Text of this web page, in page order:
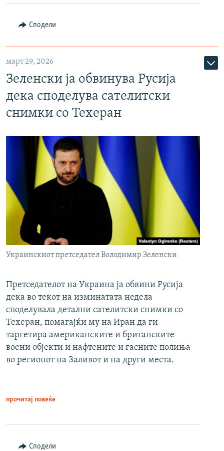
Сподели
март 29, 2026
Зеленски ја обвинува Русија
дека споделува сателитски
снимки со Техеран
Украинскиот претседател Володимир Зеленски
Претседателот на Украина ја обвини Русија
дека во текот на изминатата недела
споделувала детални сателитски снимки со
Техеран, помагајќи му на Иран да ги
таргетира американските и британските
воени објекти и нафтените и гасните полиња
во регионот на Заливот и на други места.
прочитај повеќе
Сподели